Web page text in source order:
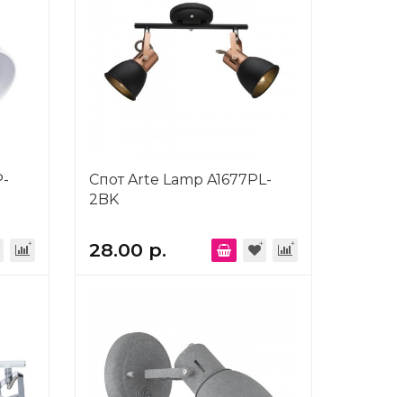
Спот Arte Lamp A1677PL-
2BK
28.00 р.